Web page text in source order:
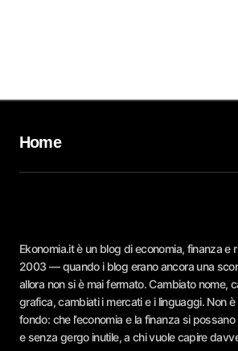
Ekonomia.it è un blog di economia, finanza e
2003 — quando i blog erano ancora una
allora non si è mai fermato. Cambiato nome,
grafica, cambiati i mercati e i linguaggi. Non è
fondo: che l’economia e la finanza si
e senza gergo inutile, a chi vuole capire
Home